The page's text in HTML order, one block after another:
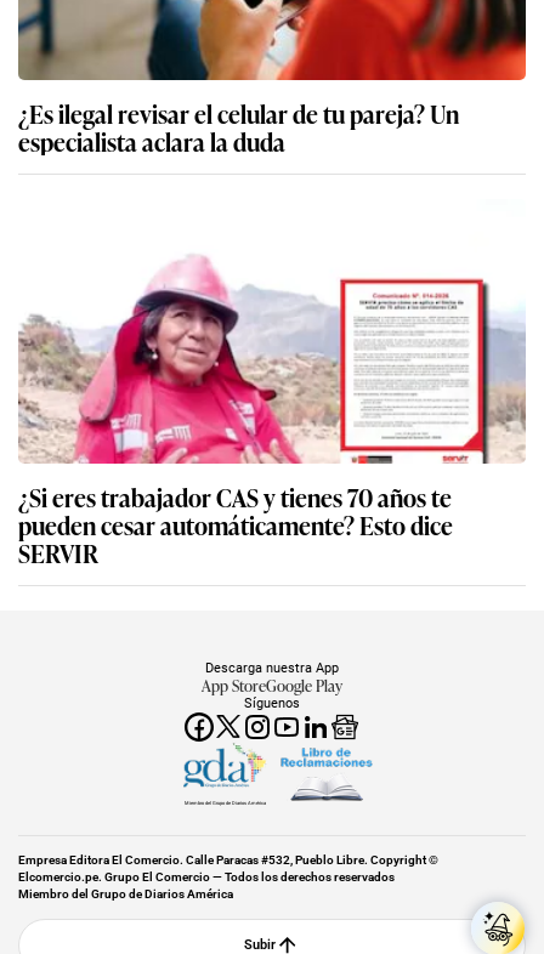
¿Es ilegal revisar el celular de tu pareja? Un
especialista aclara la duda
¿Si eres trabajador CAS y tienes 70 años te
pueden cesar automáticamente? Esto dice
SERVIR
Síguenos
Descarga nuestra App
App StoreGoogle Play
Miembro del Grupo de Diarios América
Empresa Editora El Comercio. Calle Paracas #532, Pueblo Libre. Copyright ©
Elcomercio.pe. Grupo El Comercio — Todos los derechos reservados
Miembro del Grupo de Diarios América
Subir